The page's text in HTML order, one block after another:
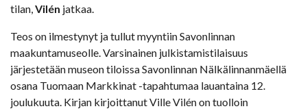
tilan,Vilén jatkaa.
Teos on ilmestynyt ja tullut myyntiin Savonlinnan
maakuntamuseolle. Varsinainen julkistamistilaisuus
järjestetään museon tiloissa Savonlinnan Nälkälinnanmäellä
osana Tuomaan Markkinat -tapahtumaa lauantaina 12.
joulukuuta. Kirjan kirjoittanut Ville Vilén on tuolloin